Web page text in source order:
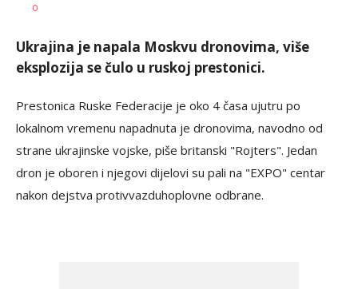
AUTOR
0
Ukrajina je napala Moskvu dronovima, više
eksplozija se čulo u ruskoj prestonici.
Prestonica Ruske Federacije je oko 4 časa ujutru po
lokalnom vremenu napadnuta je dronovima, navodno od
strane ukrajinske vojske, piše britanski "Rojters". Jedan
dron je oboren i njegovi dijelovi su pali na "EXPO" centar
nakon dejstva protivvazduhoplovne odbrane.